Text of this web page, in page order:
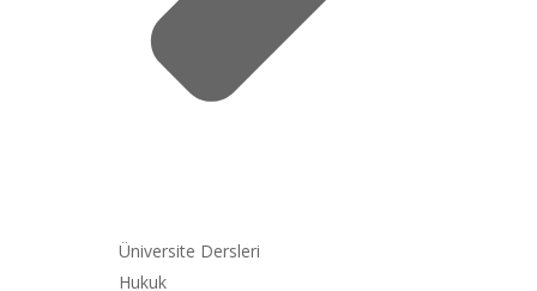
Üniversite Dersleri
Hukuk